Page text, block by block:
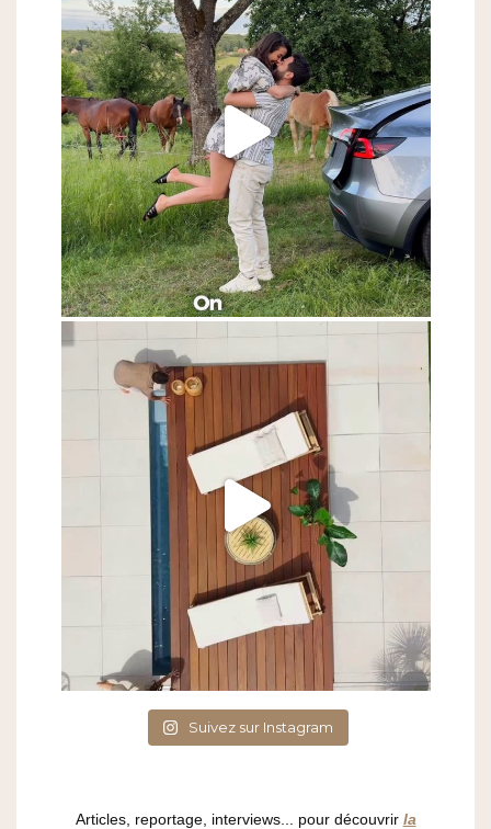
Suivez sur Instagram
Articles, reportage, interviews... pour découvrir la